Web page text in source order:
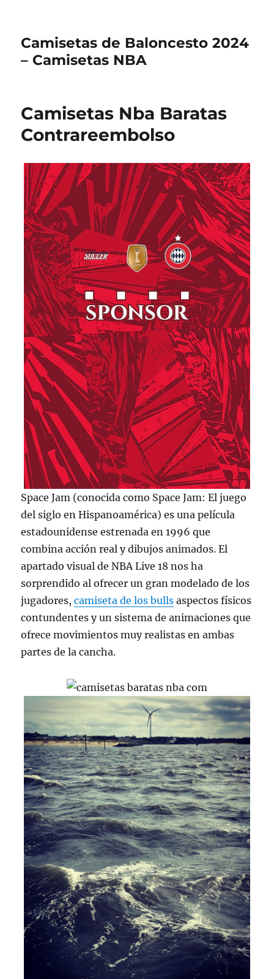
Camisetas de Baloncesto 2024
– Camisetas NBA
Camisetas Nba Baratas
Contrareembolso
Space Jam (conocida como Space Jam: El juego
del siglo en Hispanoamérica) es una película
estadounidense estrenada en 1996 que
combina acción real y dibujos animados. El
apartado visual de NBA Live 18 nos ha
sorprendido al ofrecer un gran modelado de los
jugadores,camiseta de los bulls aspectos físicos
contundentes y un sistema de animaciones que
ofrece movimientos muy realistas en ambas
partes de la cancha.